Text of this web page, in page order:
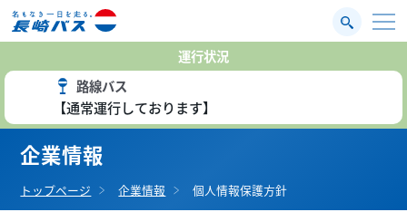
運行状況
路線バス
【通常運行しております】
企業情報
トップページ 企業情報 個人情報保護方針